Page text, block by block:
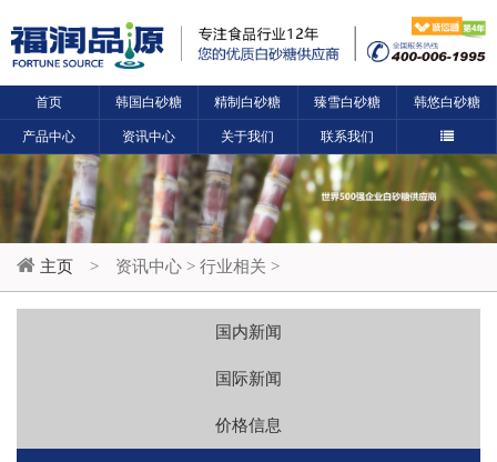
首页 韩国白砂糖 精制白砂糖 臻雪白砂糖 韩悠白砂糖
产品中心 资讯中心 关于我们 联系我们
主页 > 资讯中心 > 行业相关 >
国内新闻
国际新闻
价格信息